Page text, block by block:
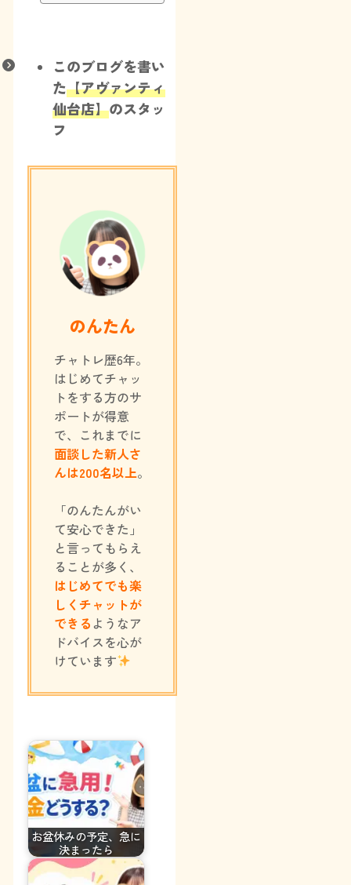
話し”がメインですご応募後は、身分証
女性スタッフが、お仕事や報酬のしく
みについて丁寧に説明します。面接時
問は一切ありません。「チャットレデ
んなことを叶えたいか」など、ぜひ聞
このブログを書い
た【アヴァンティ
仙台店】のスタッ
フ
のんたん
チャトレ歴6年。
はじめてチャッ
トをする方のサ
ポートが得意
で、これまでに
面談した新人さ
んは200名以上。
「のんたんがい
て安心できた」
と言ってもらえ
ることが多く、
はじめてでも楽
しくチャットが
できるようなア
ドバイスを心が
けています
お盆休みの予定、急に
決まったら